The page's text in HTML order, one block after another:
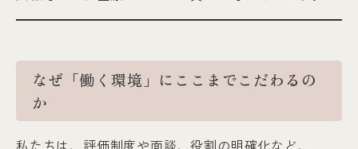
なぜ「働く環境」にここまでこだわるの
か
私たちは、評価制度や面談、役割の明確化など、